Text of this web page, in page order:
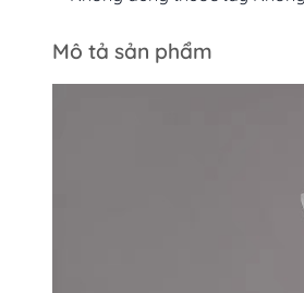
Mô tả sản phẩm